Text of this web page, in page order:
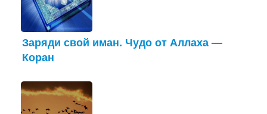
Заряди свой иман. Чудо от Аллаха —
Коран